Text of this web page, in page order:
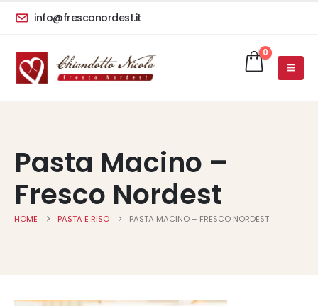
info@fresconordest.it
0
Pasta Macino –
Fresco Nordest
HOME PASTA E RISO PASTA MACINO – FRESCO NORDEST